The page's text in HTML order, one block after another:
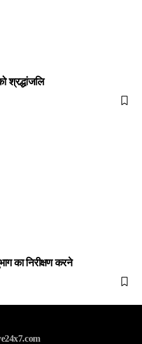
श्रद्धांजलि
का निरीक्षण करने